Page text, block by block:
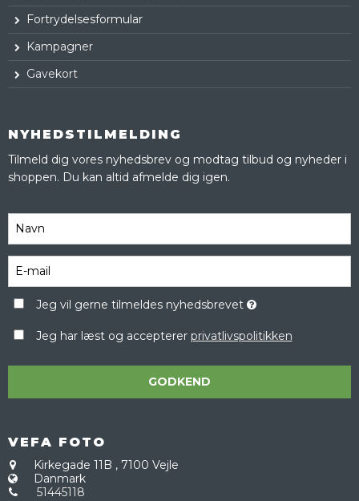
Fortrydelsesformular
Kampagner
Gavekort
NYHEDSTILMELDING
Tilmeld dig vores nyhedsbrev og modtag tilbud og nyheder i
shoppen. Du kan altid afmelde dig igen.
Jeg vil gerne tilmeldes nyhedsbrevet
Jeg har læst og accepterer privatlivspolitikken
GODKEND
VEFA FOTO
Kirkegade 11B , 7100 Vejle
Danmark
51445118